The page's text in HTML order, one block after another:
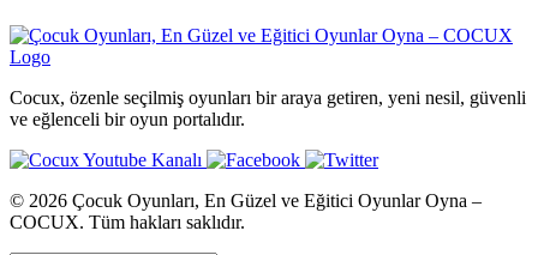
Cocux, özenle seçilmiş oyunları bir araya getiren, yeni nesil, güvenli
ve eğlenceli bir oyun portalıdır.
© 2026 Çocuk Oyunları, En Güzel ve Eğitici Oyunlar Oyna –
COCUX. Tüm hakları saklıdır.